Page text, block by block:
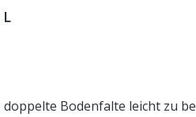
Bodenfalte leicht zu